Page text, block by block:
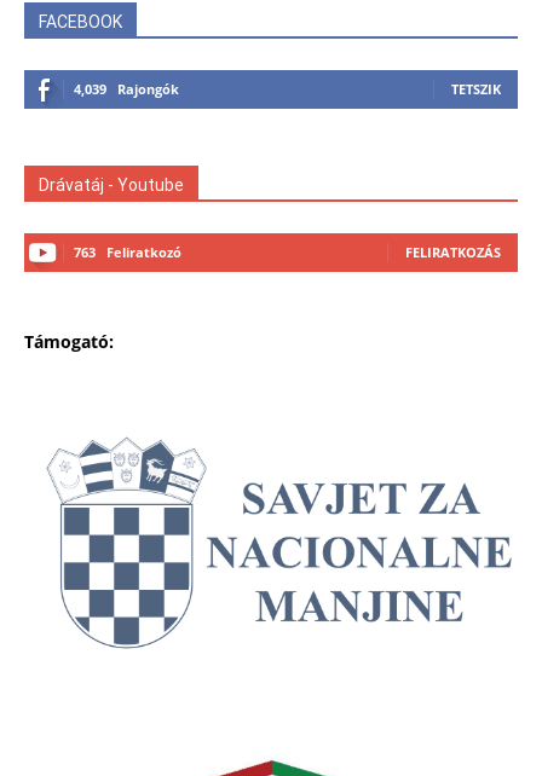
FACEBOOK
4,039 Rajongók TETSZIK
Drávatáj - Youtube
763 Feliratkozó FELIRATKOZÁS
Támogató: